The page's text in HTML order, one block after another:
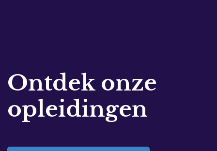
Ontdek onze
opleidingen